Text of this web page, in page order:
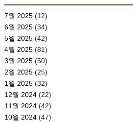
7월 2025(12)
6월 2025(34)
5월 2025(42)
4월 2025(81)
3월 2025(50)
2월 2025(25)
1월 2025(32)
12월 2024(22)
11월 2024(42)
10월 2024(47)